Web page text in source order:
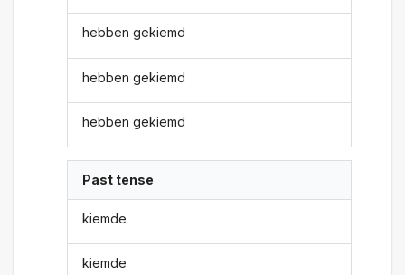
hebben gekiemd
hebben gekiemd
hebben gekiemd
Past tense
kiemde
kiemde